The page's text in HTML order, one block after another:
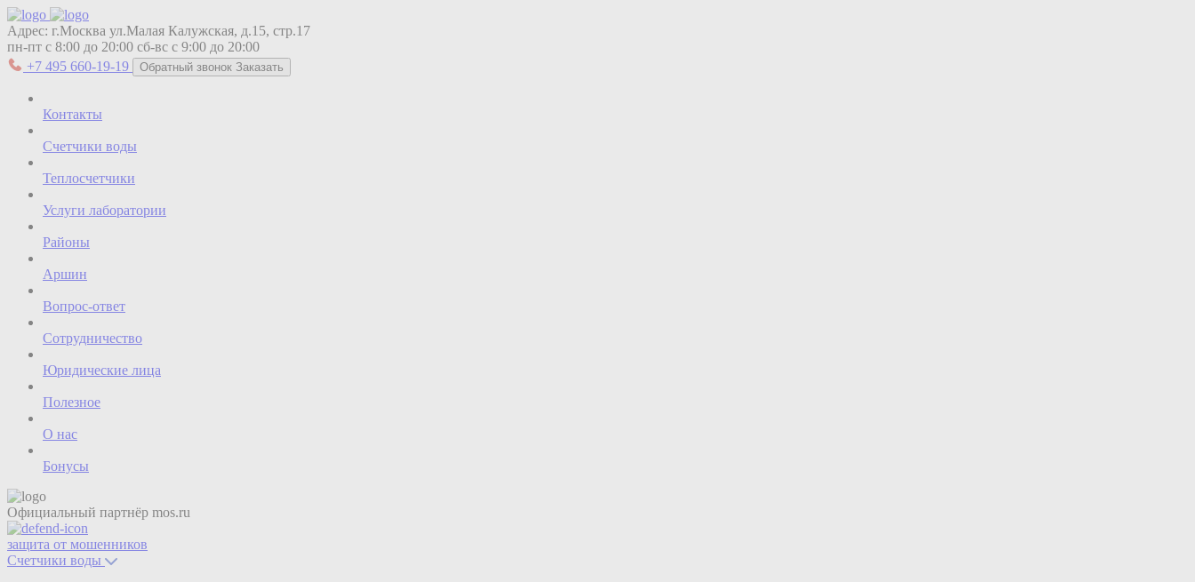
Адрес: г.Москва ул.Малая Калужская, д.15, стр.17
пн-пт с 8:00 до 20:00 сб-вс с 9:00 до 20:00
+7 495 660-19-19
Обратный звонок Заказать
Контакты
Счетчики воды
Теплосчетчики
Услуги лаборатории
Районы
Аршин
Вопрос-ответ
Сотрудничество
Юридические лица
Полезное
О нас
Бонусы
Официальный партнёр mos.ru
защита от мошенников
Счетчики воды